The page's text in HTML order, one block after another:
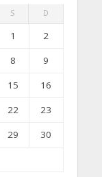
S D
1
2
8
9
15
16
22
23
29
30